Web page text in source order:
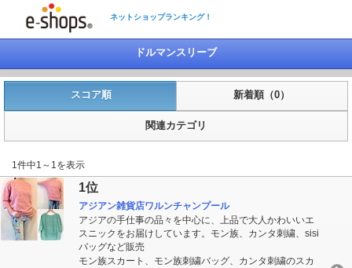
ネットショップランキング！
ドルマンスリーブ
スコア順 新着順（0）
関連カテゴリ
1件中1～1を表示
1位
アジアン雑貨店ワルンチャンプール
アジアの手仕事の品々を中心に、上品で大人かわいいエ
スニックをお届けしています。モン族、カンタ刺繍、sisi
バッグなど販売
モン族スカート、モン族刺繍バッグ、カンタ刺繍のスカ